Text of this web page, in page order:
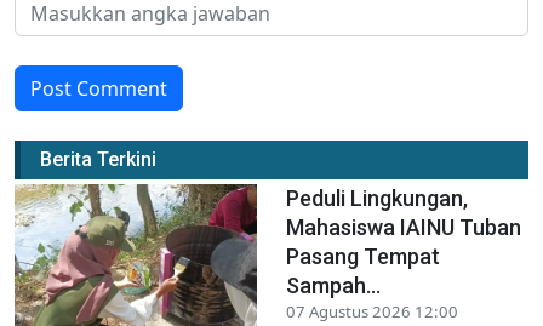
Post Comment
Berita Terkini
Peduli Lingkungan,
Mahasiswa IAINU Tuban
Pasang Tempat
Sampah...
07 Agustus 2026 12:00